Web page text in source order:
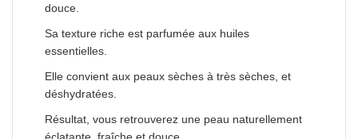
douce.
Sa texture riche est parfumée aux huiles
essentielles.
Elle convient aux peaux sèches à très sèches, et
déshydratées.
Résultat, vous retrouverez une peau naturellement
éclatante, fraîche et douce.